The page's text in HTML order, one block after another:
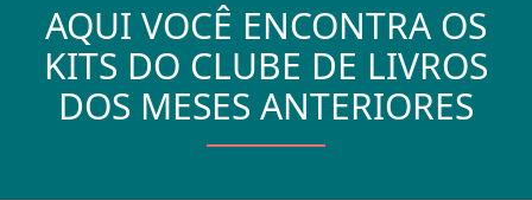
AQUI VOCÊ ENCONTRA OS
KITS DO CLUBE DE LIVROS
DOS MESES ANTERIORES